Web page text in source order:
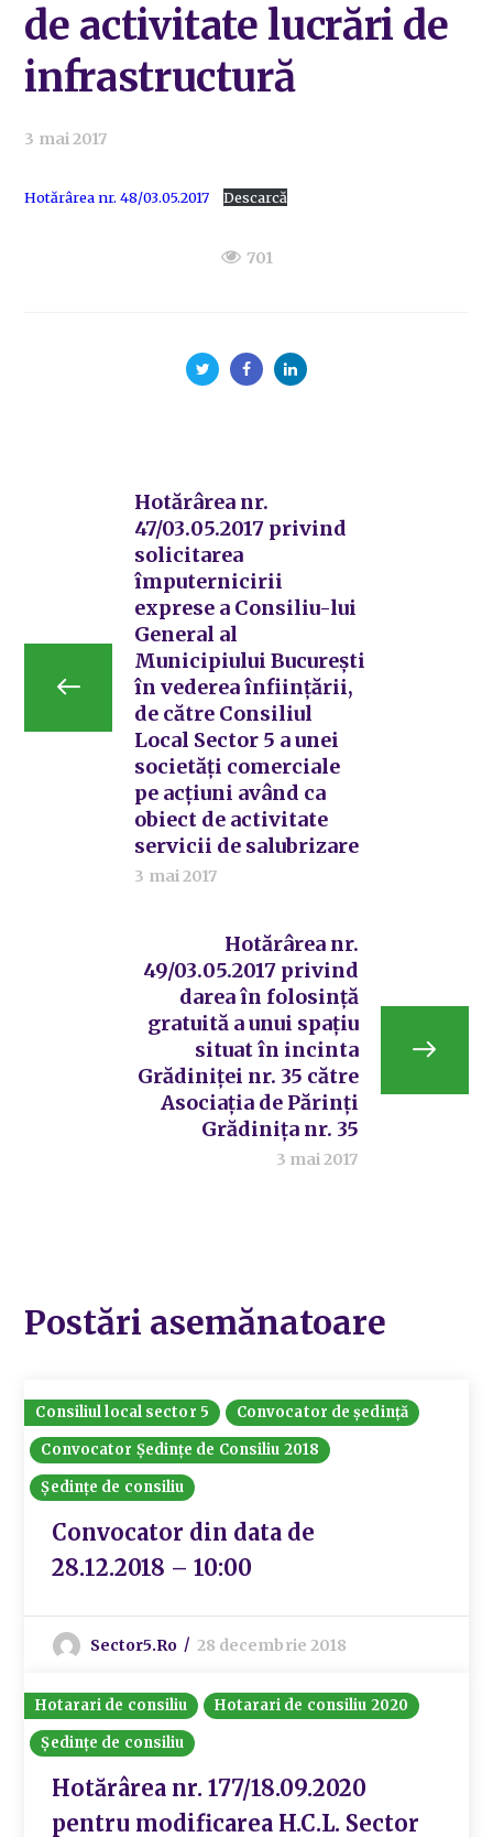
de activitate lucrări de
infrastructură
3 mai 2017
Hotărârea nr. 48/03.05.2017 Descarcă
701
Hotărârea nr.
47/03.05.2017 privind
solicitarea
împuternicirii
exprese a Consiliu-lui
General al
Municipiului București
în vederea înființării,
de către Consiliul
Local Sector 5 a unei
societăți comerciale
pe acțiuni având ca
obiect de activitate
servicii de salubrizare
3 mai 2017
Hotărârea nr.
49/03.05.2017 privind
darea în folosință
gratuită a unui spațiu
situat în incinta
Grădiniței nr. 35 către
Asociația de Părinți
Grădinița nr. 35
3 mai 2017
Postări asemănatoare
Consiliul local sector 5
Convocator de ședință
Convocator Ședințe de Consiliu 2018
Ședințe de consiliu
Convocator din data de
28.12.2018 – 10:00
Sector5.ro 28 decembrie 2018
Hotarari de consiliu
Hotarari de consiliu 2020
Ședințe de consiliu
Hotărârea nr. 177/18.09.2020
pentru modificarea H.C.L. Sector